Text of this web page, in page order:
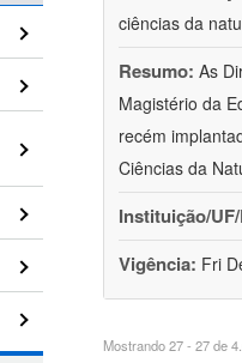
ciências da
Resumo: As
Magistério da
recém
Ciências da
Instituição/
Vigência: Fri
Mostrando 27 - 27 de